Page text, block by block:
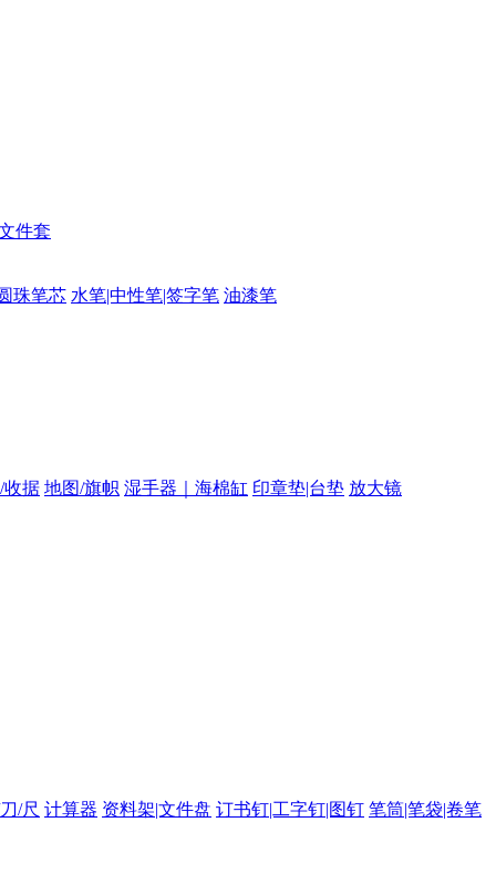
件套
珠笔芯 水笔|中性笔|签字笔 油漆笔
收据 地图/旗帜 湿手器｜海棉缸 印章垫|台垫 放大镜
/尺 计算器 资料架|文件盘 订书钉|工字钉|图钉 笔筒|笔袋|卷笔